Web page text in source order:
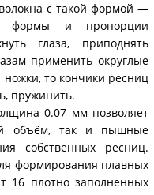
с такой формой —
формы и пропорции
глаза, приподнять
применить округлые
ножки, то кончики ресниц
пружинить.
0.07 мм позволяет
объём, так и пышные
собственных ресниц.
формирования плавных
16 плотно заполненных